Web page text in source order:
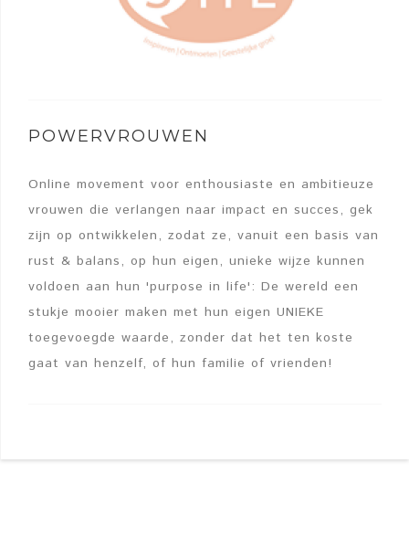
POWERVROUWEN
Online movement voor enthousiaste en ambitieuze
vrouwen die verlangen naar impact en succes, gek
zijn op ontwikkelen, zodat ze, vanuit een basis van
rust & balans, op hun eigen, unieke wijze kunnen
voldoen aan hun 'purpose in life': De wereld een
stukje mooier maken met hun eigen UNIEKE
toegevoegde waarde, zonder dat het ten koste
gaat van henzelf, of hun familie of vrienden!